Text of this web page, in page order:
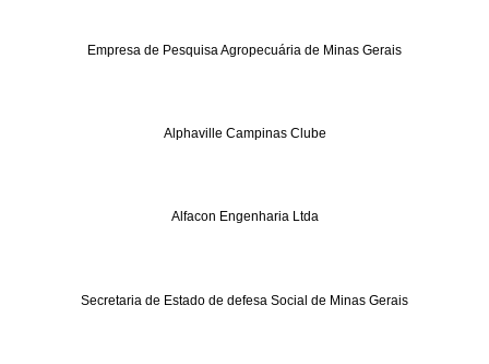
Empresa de Pesquisa Agropecuária de Minas Gerais
Alphaville Campinas Clube
Alfacon Engenharia Ltda
Secretaria de Estado de defesa Social de Minas Gerais